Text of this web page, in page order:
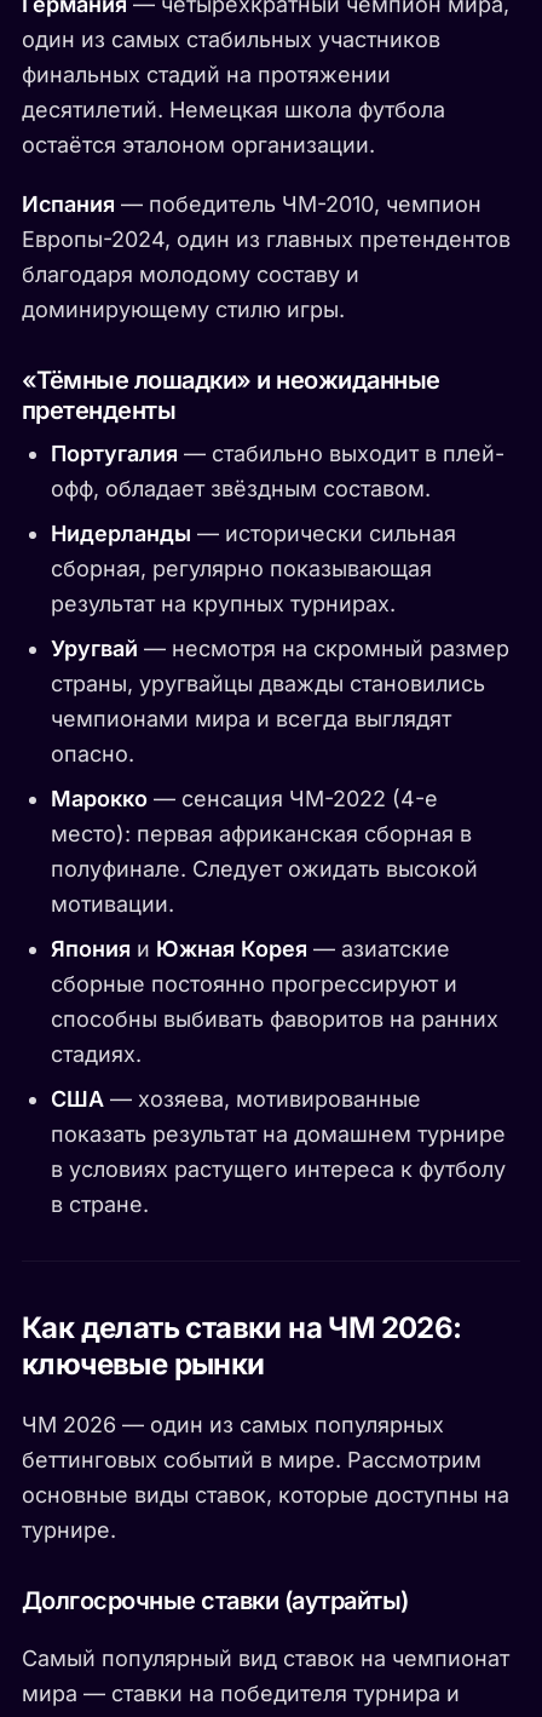
один из самых стабильных участников
финальных стадий на протяжении
десятилетий. Немецкая школа футбола
остаётся эталоном организации.
Испания — победитель ЧМ-2010, чемпион
Европы-2024, один из главных претендентов
благодаря молодому составу и
доминирующему стилю игры.
«Тёмные лошадки» и неожиданные
претенденты
Португалия — стабильно выходит в плей-
офф, обладает звёздным составом.
Нидерланды — исторически сильная
сборная, регулярно показывающая
результат на крупных турнирах.
Уругвай — несмотря на скромный размер
страны, уругвайцы дважды становились
чемпионами мира и всегда выглядят
опасно.
Марокко— сенсация ЧМ-2022 (4-е
место): первая африканская сборная в
полуфинале. Следует ожидать высокой
мотивации.
Япония и Южная Корея — азиатские
сборные постоянно прогрессируют и
способны выбивать фаворитов на ранних
стадиях.
США— хозяева, мотивированные
показать результат на домашнем турнире
в условиях растущего интереса к футболу
в стране.
Как делать ставки на ЧМ 2026:
ключевые рынки
ЧМ 2026 — один из самых популярных
беттинговых событий в мире. Рассмотрим
основные виды ставок, которые доступны на
турнире.
Долгосрочные ставки (аутрайты)
Самый популярный вид ставок на чемпионат
мира — ставки на победителя турнира и